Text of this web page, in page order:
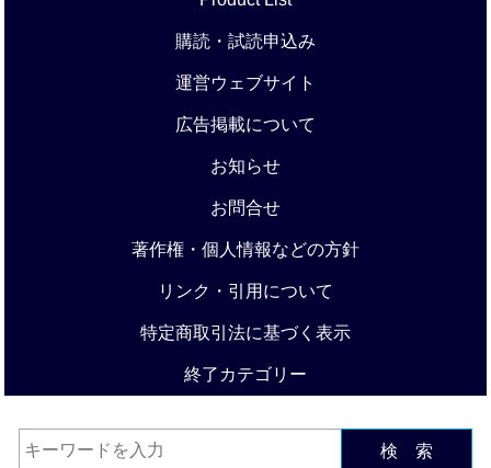
購読・試読申込み
運営ウェブサイト
広告掲載について
お知らせ
お問合せ
著作権・個人情報などの方針
リンク・引用について
特定商取引法に基づく表示
終了カテゴリー
検 索